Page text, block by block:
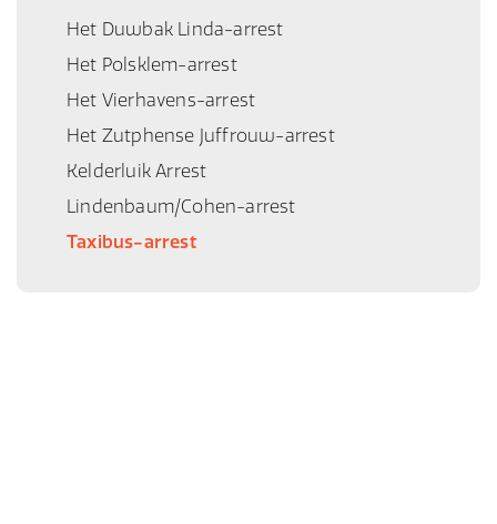
Het Duwbak Linda-arrest
Het Polsklem-arrest
Het Vierhavens-arrest
Het Zutphense Juffrouw-arrest
Kelderluik Arrest
Lindenbaum/Cohen-arrest
Taxibus-arrest